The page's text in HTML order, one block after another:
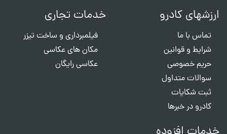
ارزشهای کادرو
تماس با ما
شرایط و قوانین
حریم خصوصی
سوالات متداول
ثبت شکایات
کادرو در خبرها
خدمات تجاری
فیلمبرداری و ساخت تیزر
مکان های عکاسی
عکاسی رایگان